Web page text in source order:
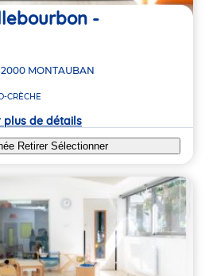
-
MONTAUBAN
CRÈCHE
plus de détails
Retirer Sélectionner